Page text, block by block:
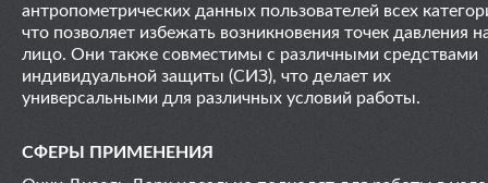
антропометрических данных пользователей всех
что позволяет избежать возникновения точек давления
лицо. Они также совместимы с различными средствами
индивидуальной защиты (СИЗ), что делает их
универсальными для различных условий работы.
СФЕРЫ ПРИМЕНЕНИЯ